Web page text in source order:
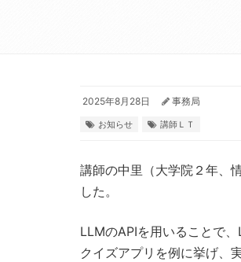
2025年8月28日 事務局
お知らせ 講師ＬＴ
講師の中里（大学院２年、
した。
LLMのAPIを用いることで
クイズアプリを例に挙げ、